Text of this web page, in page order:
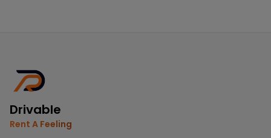
Drivable
Rent A Feeling